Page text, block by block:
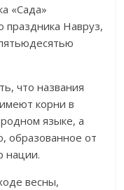
«Сада»
праздника Навруз,
что названия
корни в
языке, а
образованное от
нации.
весны,